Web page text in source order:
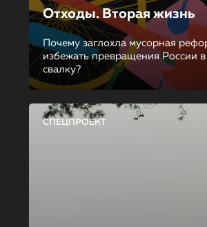
Отходы. Вторая жизнь
Почему заглохла мусорная
избежать превращения России в
свалку?
СПЕЦПРОЕКТ